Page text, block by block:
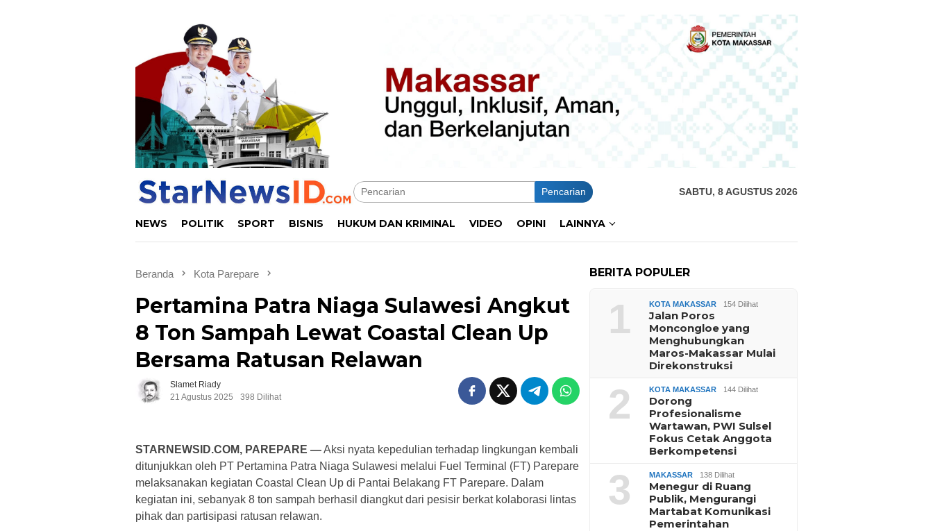
Pencarian SABTU, 8 AGUSTUS 2026
NEWS POLITIK SPORT BISNIS HUKUM DAN KRIMINAL VIDEO OPINI LAINNYA
Beranda Kota Parepare
Pertamina Patra Niaga Sulawesi Angkut
8 Ton Sampah Lewat Coastal Clean Up
Bersama Ratusan Relawan
Slamet Riady
21 Agustus 2025
398 Dilihat
STARNEWSID.COM, PAREPARE —Aksi nyata kepedulian terhadap lingkungan kembali
ditunjukkan oleh PT Pertamina Patra Niaga Sulawesi melalui Fuel Terminal (FT) Parepare
melaksanakan kegiatan Coastal Clean Up di Pantai Belakang FT Parepare. Dalam
kegiatan ini, sebanyak 8 ton sampah berhasil diangkut dari pesisir berkat kolaborasi lintas
pihak dan partisipasi ratusan relawan.
BERITA POPULER
1 KOTA MAKASSAR 154 Dilihat
Jalan Poros
Moncongloe yang
Menghubungkan
Maros-Makassar Mulai
Direkonstruksi
2 KOTA MAKASSAR 144 Dilihat
Dorong
Profesionalisme
Wartawan, PWI Sulsel
Fokus Cetak Anggota
Berkompetensi
3 MAKASSAR 138 Dilihat
Menegur di Ruang
Publik, Mengurangi
Martabat Komunikasi
Pemerintahan